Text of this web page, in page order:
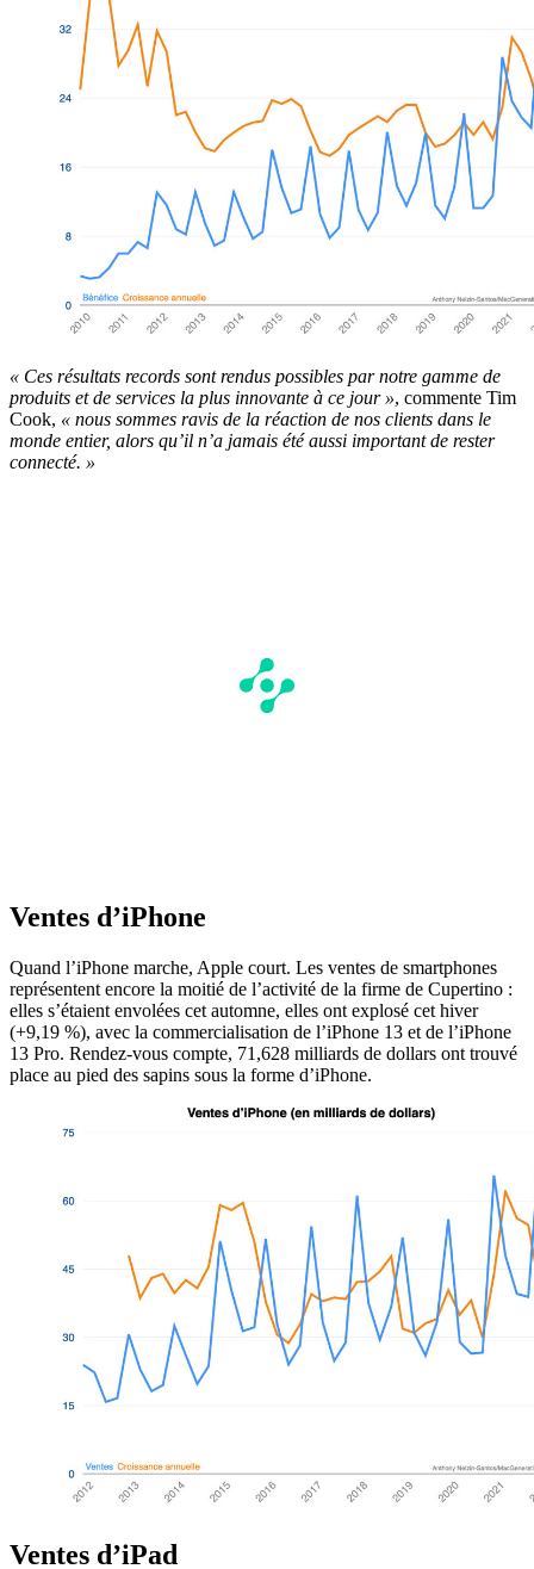
« Ces résultats records sont rendus possibles par notre gamme de
produits et de services la plus innovante à ce jour », commente Tim
Cook, « nous sommes ravis de la réaction de nos clients dans le
monde entier, alors qu’il n’a jamais été aussi important de rester
connecté. »
Ventes d’iPhone
Quand l’iPhone marche, Apple court. Les ventes de smartphones
représentent encore la moitié de l’activité de la firme de Cupertino :
elles s’étaient envolées cet automne, elles ont explosé cet hiver
(+9,19 %), avec la commercialisation de l’iPhone 13 et de l’iPhone
13 Pro. Rendez-vous compte, 71,628 milliards de dollars ont trouvé
place au pied des sapins sous la forme d’iPhone.
Ventes d’iPad